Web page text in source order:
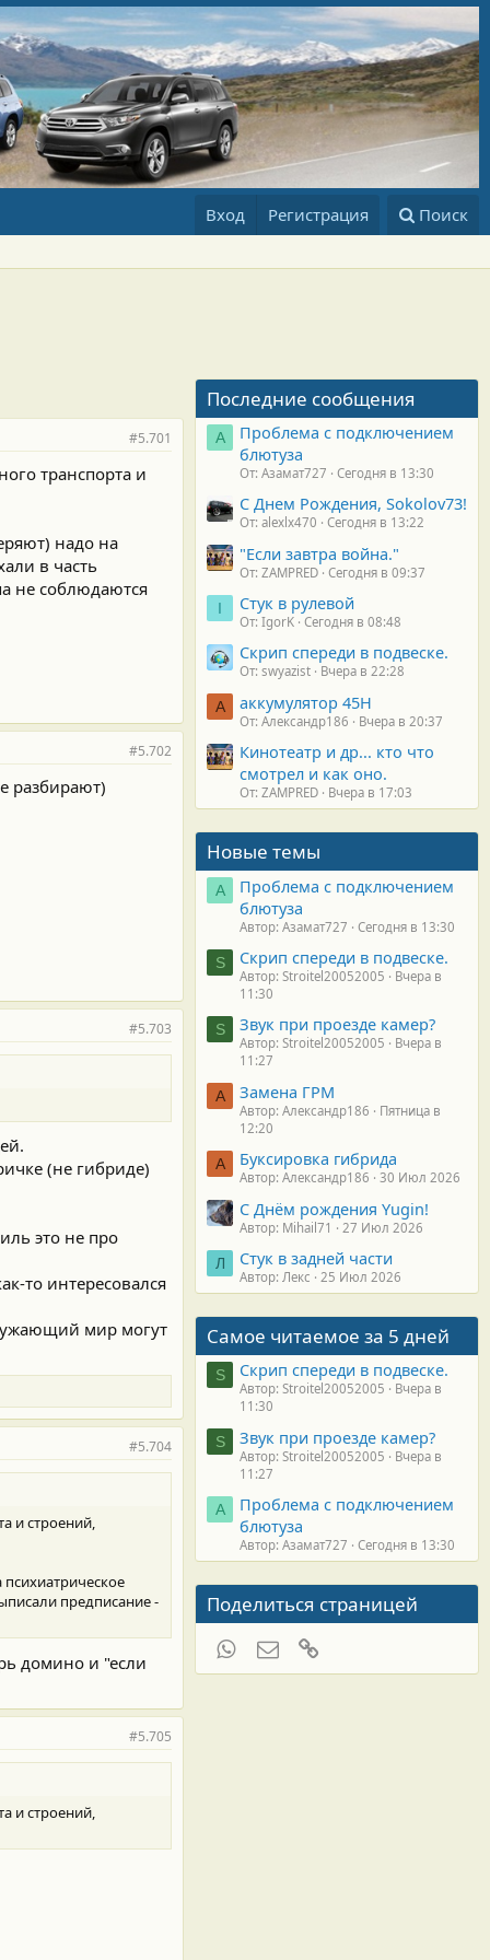
Вход Регистрация Поиск
#5.701
транспорта и
надо на
в часть
не соблюдаются
#5.702
разбирают)
#5.703
(не гибриде)
это не про
то интересовался
мир могут
#5.704
и строений,
предписание -
домино и "если
#5.705
и строений,
Последние сообщения
А
Проблема с подключением
блютуза
От: Азамат727 Сегодня в 13:30
С Днем Рождения, Sokolov73!
От: alexlx470 Сегодня в 13:22
"Если завтра война."
От: ZAMPRED Сегодня в 09:37
I Стук в рулевой
От: IgorK Сегодня в 08:48
Скрип спереди в подвеске.
От: swyazist Вчера в 22:28
А аккумулятор 45H
От: Александр186 Вчера в 20:37
Кинотеатр и др... кто что
смотрел и как оно.
От: ZAMPRED Вчера в 17:03
Новые темы
А
Проблема с подключением
блютуза
Автор: Азамат727 Сегодня в 13:30
S Скрип спереди в подвеске.
Автор: Stroitel20052005
Вчера в
11:30
S Звук при проезде камер?
Автор: Stroitel20052005
Вчера в
11:27
А Замена ГРМ
Автор: Александр186
Пятница в
12:20
А Буксировка гибрида
Автор: Александр186 30 Июл 2026
С Днём рождения Yugin!
Автор: Mihail71 27 Июл 2026
Л Стук в задней части
Автор: Лекс 25 Июл 2026
Самое читаемое за 5 дней
S Скрип спереди в подвеске.
Автор: Stroitel20052005
Вчера в
11:30
S Звук при проезде камер?
Автор: Stroitel20052005
Вчера в
11:27
А
Проблема с подключением
блютуза
Автор: Азамат727 Сегодня в 13:30
Поделиться страницей
WhatsAppЭлектронная почта